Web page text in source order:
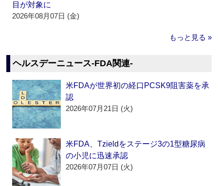
目が対象に
2026年08月07日 (金)
もっと見る »
ヘルスデーニュース‐FDA関連‐
米FDAが世界初の経口PCSK9阻害薬を承
認
2026年07月21日 (火)
米FDA、Tzieldをステージ3の1型糖尿病
の小児に迅速承認
2026年07月07日 (火)